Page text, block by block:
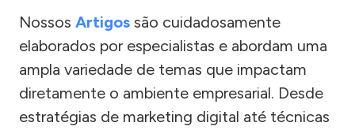
Nossos Artigos são cuidadosamente
elaborados por especialistas e abordam uma
ampla variedade de temas que impactam
diretamente o ambiente empresarial. Desde
estratégias de marketing digital até técnicas